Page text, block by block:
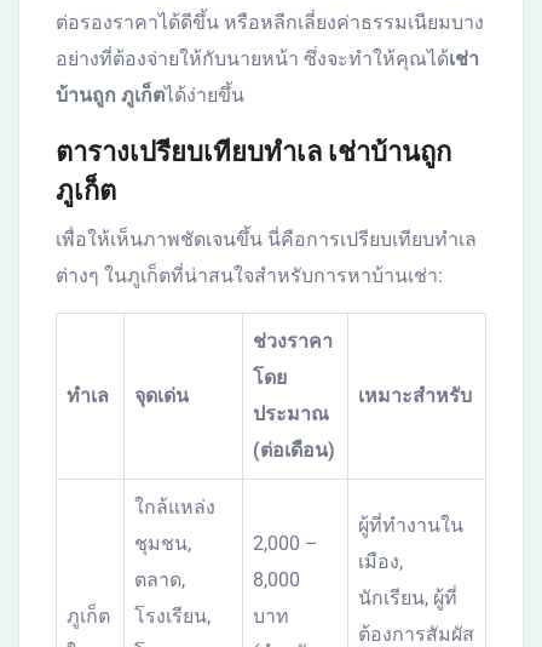
ต่อรองราคาได้ดีขึ้น หรือหลีกเลี่ยงค่าธรรมเนียมบาง
อย่างที่ต้องจ่ายให้กับนายหน้า ซึ่งจะทำให้คุณได้เช่า
บ้านถูก ภูเก็ตได้ง่ายขึ้น
ตารางเปรียบเทียบทำเล เช่าบ้านถูก
ภูเก็ต
เพื่อให้เห็นภาพชัดเจนขึ้น นี่คือการเปรียบเทียบทำเล
ต่างๆ ในภูเก็ตที่น่าสนใจสำหรับการหาบ้านเช่า:
ทำเล จุดเด่น
ช่วงราคา
โดย
ประมาณ
(ต่อเดือน)
เหมาะสำหรับ
ภูเก็ต
ใกล้แหล่ง
ชุมชน,
ตลาด,
โรงเรียน,
2,000 –
8,000
บาท
ผู้ที่ทำงานใน
เมือง,
นักเรียน, ผู้ที่
ต้องการสัมผัส